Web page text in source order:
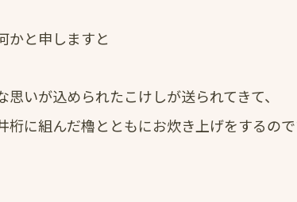
かと申しますと
いが込められたこけしが送られてきて、
に組んだ櫓とともにお炊き上げをするので